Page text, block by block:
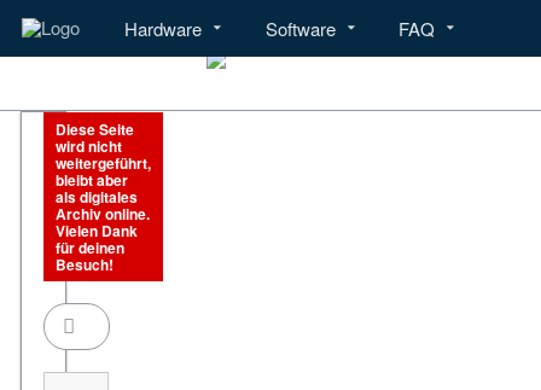
Hardware Software FAQ
Menü Hardware Software
Diese Seite
wird nicht
weitergeführt,
bleibt aber
als digitales
Archiv online.
Vielen Dank
für deinen
Besuch!